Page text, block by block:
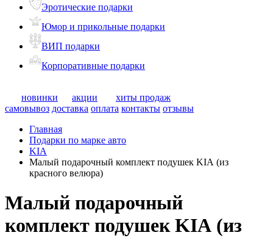
Эротические подарки
Юмор и прикольные подарки
ВИП подарки
Корпоративные подарки
новинки акции
хиты продаж
самовывоз доставка оплата контакты отзывы
Главная
Подарки по марке авто
KIA
Малый подарочный комплект подушек KIA (из
красного велюра)
Малый подарочный
комплект подушек KIA (из